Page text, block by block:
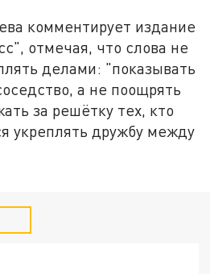
комментирует издание
отмечая, что слова не
делами: "показывать
а не поощрять
за решётку тех, кто
укреплять дружбу между